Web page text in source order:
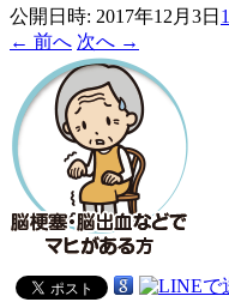
公開日時: 2017年12月3日
← 前へ 次へ →